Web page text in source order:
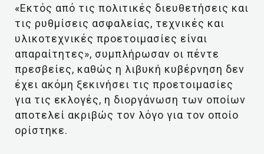
«Εκτός από τις πολιτικές διευθετήσεις και
τις ρυθμίσεις ασφαλείας, τεχνικές και
υλικοτεχνικές προετοιμασίες είναι
απαραίτητες», συμπλήρωσαν οι πέντε
πρεσβείες, καθώς η λιβυκή κυβέρνηση δεν
έχει ακόμη ξεκινήσει τις προετοιμασίες
για τις εκλογές, η διοργάνωση των οποίων
αποτελεί ακριβώς τον λόγο για τον οποίο
ορίστηκε.